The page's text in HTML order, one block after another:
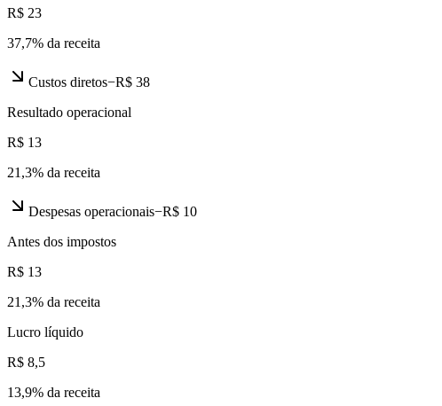
R$ 23
37,7% da receita
Custos diretos−R$ 38
Resultado operacional
R$ 13
21,3% da receita
Despesas operacionais−R$ 10
Antes dos impostos
R$ 13
21,3% da receita
Lucro líquido
R$ 8,5
13,9% da receita